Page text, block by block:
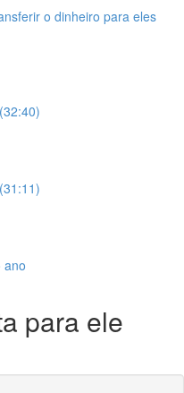
o dinheiro para eles
ano
para ele